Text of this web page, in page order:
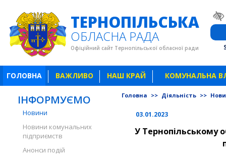
ТЕРНОПІЛЬСЬКА
ОБЛАСНА РАДА
Офіційний сайт Тернопільської обласної ради
ГОЛОВНА ВАЖЛИВО НАШ КРАЙ КОМУНАЛЬНА
ІНФОРМУЄМО
Новини
Новини комунальних
підприємств
Анонси подій
Головна >> Діяльність >>
03.01.2023
У Тернопільському